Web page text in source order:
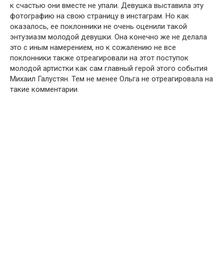
к счастью они вместе не упали. Девушка выставила эту
фотографию на свою страницу в инстаграм. Но как
оказалось, ее поклонники не очень оценили такой
энтузиазм молодой девушки. Она конечно же не делала
это с иным намерением, но к сожалению не все
поклонники также отреагировали на этот поступок
молодой артистки как сам главный герой этого события
Михаил Галустян. Тем не менее Ольга не отреагировала на
такие комментарии.